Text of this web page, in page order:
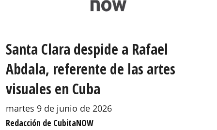
Santa Clara despide a Rafael
Abdala, referente de las artes
visuales en Cuba
martes 9 de junio de 2026
Redacción de CubitaNOW